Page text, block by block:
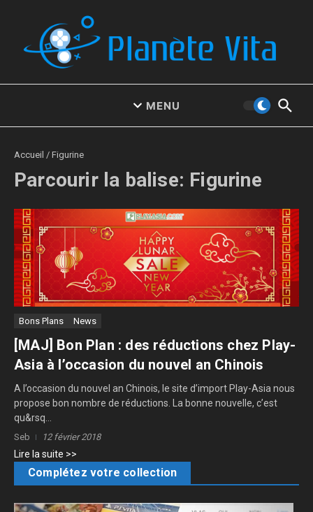
MENU
Accueil / Figurine
Parcourir la balise: Figurine
Bons Plans News
[MAJ] Bon Plan : des réductions chez Play-
Asia à l’occasion du nouvel an Chinois
A l’occasion du nouvel an Chinois, le site d’import Play-Asia nous
propose bon nombre de réductions. La bonne nouvelle, c’est
qu&rsq...
Seb 12 février 2018
Lire la suite >>
Complétez votre collection